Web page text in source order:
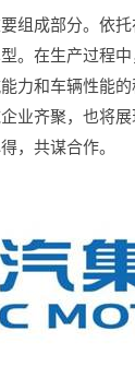
组成部分。依
。在生产过程
力和车辆性能
业齐聚，也将
，共谋合作。